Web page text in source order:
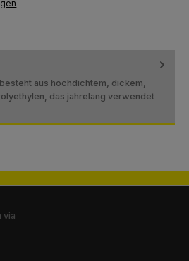
aus hochdichtem, dickem,
das jahrelang verwendet
via